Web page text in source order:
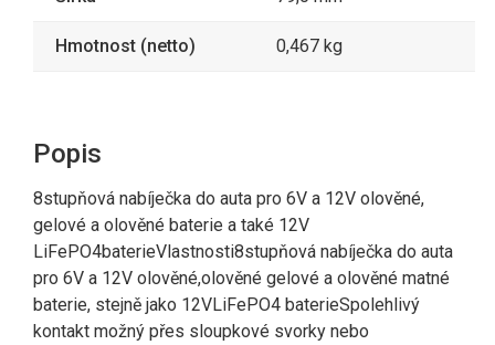
Hmotnost (netto) 0,467 kg
Popis
8stupňová nabíječka do auta pro 6V a 12V olověné,
gelové a olověné baterie a také 12V
LiFePO4baterieVlastnosti8stupňová nabíječka do auta
pro 6V a 12V olověné,olověné gelové a olověné matné
baterie, stejně jako 12VLiFePO4 baterieSpolehlivý
kontakt možný přes sloupkové svorky nebo